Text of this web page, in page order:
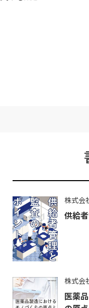
株式会
供給
株式会
医薬